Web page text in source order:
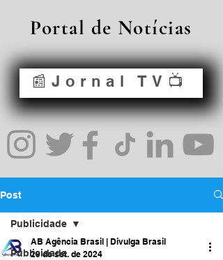
Portal de Notícias
📰Jornal TV📺
Post
Publicidade
Publicidade
AB Agência Brasil | Divulga Brasil
29 de set. de 2024